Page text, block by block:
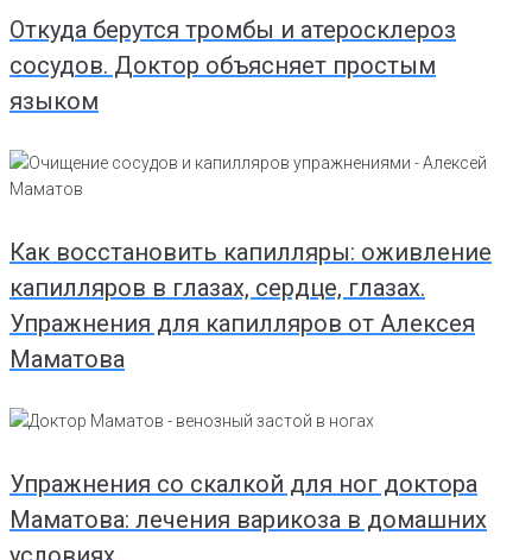
Откуда берутся тромбы и атеросклероз
сосудов. Доктор объясняет простым
языком
Как восстановить капилляры: оживление
капилляров в глазах, сердце, глазах.
Упражнения для капилляров от Алексея
Маматова
Упражнения со скалкой для ног доктора
Маматова: лечения варикоза в домашних